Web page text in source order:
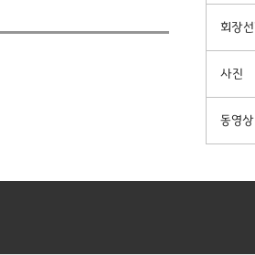
회장선
사진
동영상